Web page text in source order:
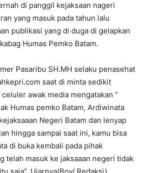
di panggil kejaksaan nageri
yang masuk pada tahun lalu
publikasi yang di duga di gelapkan
Humas Pemko Batam.
Pasaribu SH.MH selaku penasehat
saat di minta sedikit
awak media mengatakan ”
Humas pemko Batam, Ardiwinata
Negeri Batam dan lenyap
hingga sampai saat ini, kamu bisa
di buka kembali pada pihak
telah masuk ke jaksaaan negeri tidak